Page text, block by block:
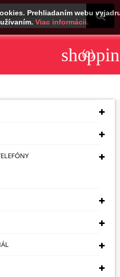
Prehliadaním webu
Viac informácii.
(0)
A
PO
-
Systémy
A Audia + Zasielanie